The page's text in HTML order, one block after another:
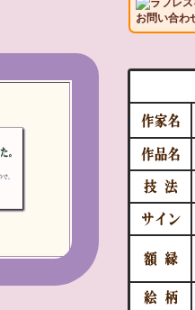
ラフレ
お問い合わ